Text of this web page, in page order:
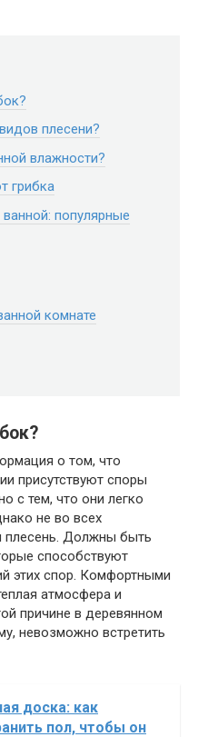
плесени?
влажности?
грибка
популярные
комнате
о том, что
присутствуют споры
с тем, что они легко
не во всех
плесень. Должны быть
способствуют
этих спор. Комфортными
атмосфера и
причине в деревянном
невозможно встретить
доска: как
пол, чтобы он